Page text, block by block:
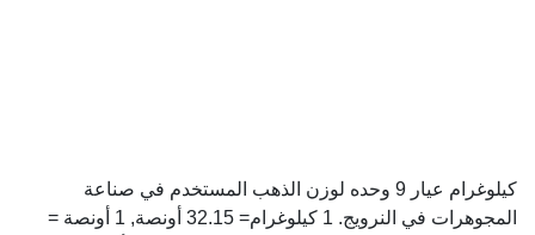
كيلوغرام عيار 9 وحده لوزن الذهب المستخدم في صناعة
المجوهرات في النرويج. 1 كيلوغرام= 32.15 أونصة, 1 أونصة =